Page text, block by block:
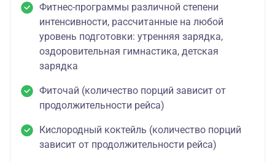
Фитнес-программы различной степени
интенсивности, рассчитанные на любой
уровень подготовки: утренняя зарядка,
оздоровительная гимнастика, детская
зарядка
Фиточай (количество порций зависит от
продолжительности рейса)
Кислородный коктейль (количество порций
зависит от продолжительности рейса)